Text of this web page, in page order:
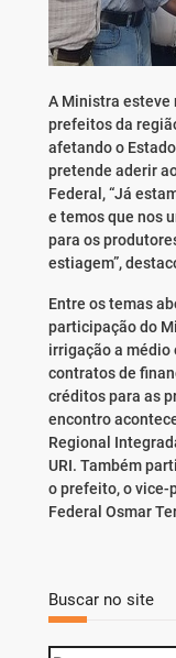
A Ministra esteve
prefeitos da
afetando o
pretende aderir
Federal, “Já
e temos que nos
para os
estiagem”,
Entre os temas
participação do
irrigação a médio
contratos de
créditos para as
encontro
Regional
URI. Também
o prefeito, o vice-
Federal Osmar
Buscar no site